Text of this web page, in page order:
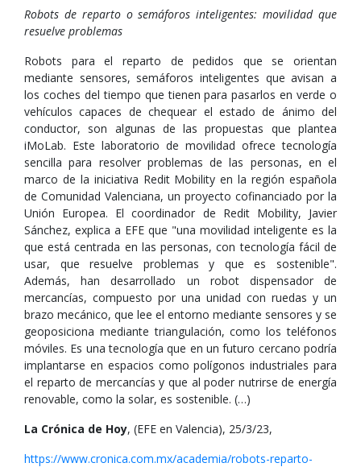
Robots de reparto o semáforos inteligentes: movilidad que
resuelve problemas
Robots para el reparto de pedidos que se orientan
mediante sensores, semáforos inteligentes que avisan a
los coches del tiempo que tienen para pasarlos en verde o
vehículos capaces de chequear el estado de ánimo del
conductor, son algunas de las propuestas que plantea
iMoLab. Este laboratorio de movilidad ofrece tecnología
sencilla para resolver problemas de las personas, en el
marco de la iniciativa Redit Mobility en la región española
de Comunidad Valenciana, un proyecto cofinanciado por la
Unión Europea. El coordinador de Redit Mobility, Javier
Sánchez, explica a EFE que "una movilidad inteligente es la
que está centrada en las personas, con tecnología fácil de
usar, que resuelve problemas y que es sostenible".
Además, han desarrollado un robot dispensador de
mercancías, compuesto por una unidad con ruedas y un
brazo mecánico, que lee el entorno mediante sensores y se
geoposiciona mediante triangulación, como los teléfonos
móviles. Es una tecnología que en un futuro cercano podría
implantarse en espacios como polígonos industriales para
el reparto de mercancías y que al poder nutrirse de energía
renovable, como la solar, es sostenible. (…)
La Crónica de Hoy, (EFE en Valencia), 25/3/23,
https://www.cronica.com.mx/academia/robots-reparto-